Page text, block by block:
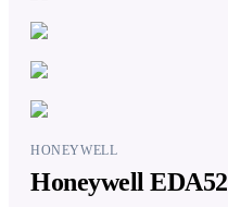
HONEYWELL
Honeywell EDA52